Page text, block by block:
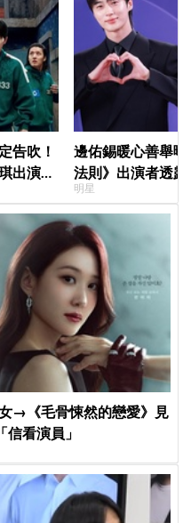
告吹！
出演傳
邊佑錫暖心善舉
法則》出演者透
患者順利完成治療
明星
→《毛骨悚然的戀愛》見
看演員」